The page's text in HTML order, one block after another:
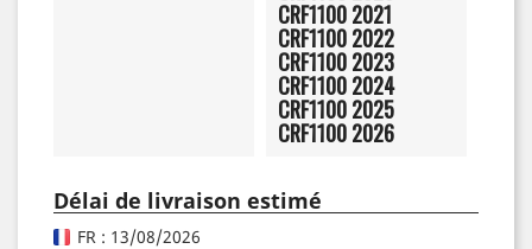
CRF1100 2021
CRF1100 2022
CRF1100 2023
CRF1100 2024
CRF1100 2025
CRF1100 2026
Délai de livraison estimé
FR : 13/08/2026